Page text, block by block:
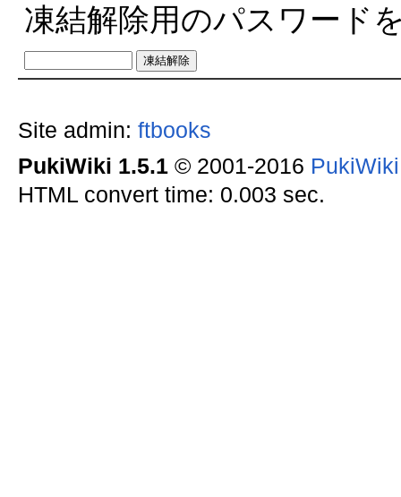
凍結解除用のパスワード
Site admin: ftbooks
PukiWiki 1.5.1© 2001-2016
HTML convert time: 0.003 sec.